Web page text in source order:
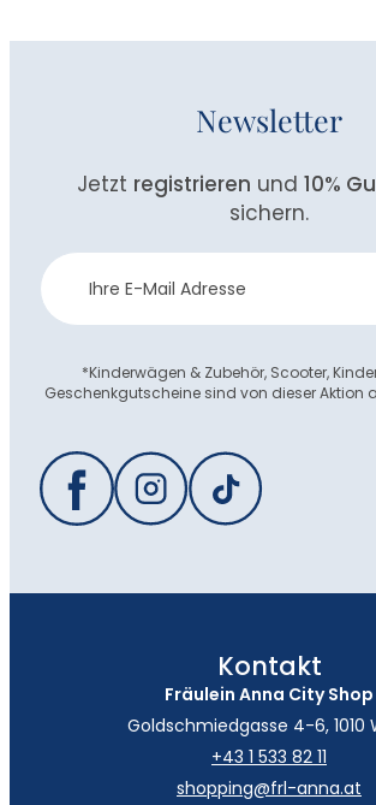
Newsletter
Jetzt registrieren und 10%
sichern.
Newsletter
Anmeldung
*Kinderwägen & Zubehör, Scooter,
Geschenkgutscheine sind von dieser Aktion
Kontakt
Fräulein Anna City Shop
Goldschmiedgasse 4-6, 1010
+43 1 533 82 11
shopping@frl-anna.at